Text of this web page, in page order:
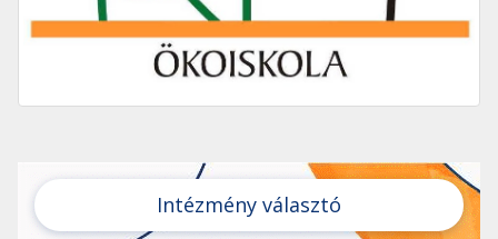
Intézmény választó